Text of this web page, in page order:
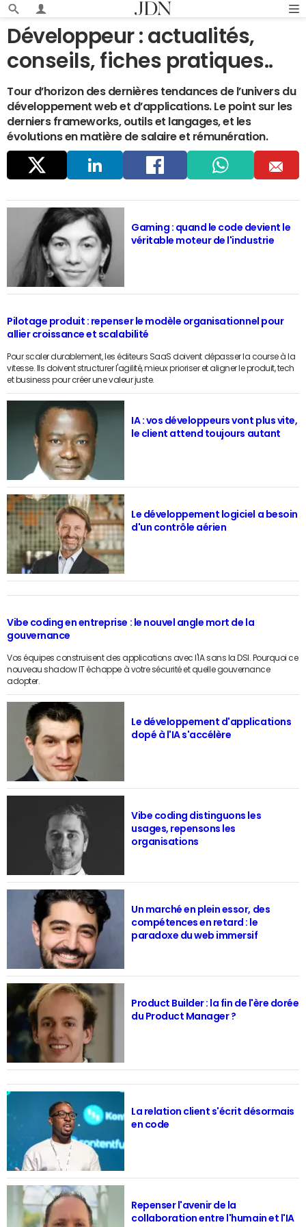
Développeur : actualités,
conseils, fiches pratiques..
Tour d’horizon des dernières tendances de l’univers du
développement web et d’applications. Le point sur les
derniers frameworks, outils et langages, et les
évolutions en matière de salaire et rémunération.
ger dIn ook app m
Gaming : quand le code devient le
véritable moteur de l'industrie
Pilotage produit : repenser le modèle organisationnel pour
allier croissance et scalabilité
Pour scaler durablement, les éditeurs SaaS doivent dépasser la course à la
vitesse. Ils doivent structurer l'agilité, mieux prioriser et aligner le produit, tech
et business pour créer une valeur juste.
IA : vos développeurs vont plus vite,
le client attend toujours autant
Le développement logiciel a besoin
d'un contrôle aérien
Vibe coding en entreprise : le nouvel angle mort de la
gouvernance
Vos équipes construisent des applications avec l'IA sans la DSI. Pourquoi ce
nouveau shadow IT échappe à votre sécurité et quelle gouvernance
adopter.
Le développement d'applications
dopé à l'IA s'accélère
Vibe coding distinguons les
usages, repensons les
organisations
Un marché en plein essor, des
compétences en retard : le
paradoxe du web immersif
Product Builder : la fin de l'ère dorée
du Product Manager ?
La relation client s'écrit désormais
en code
Repenser l'avenir de la
collaboration entre l'humain et l'IA